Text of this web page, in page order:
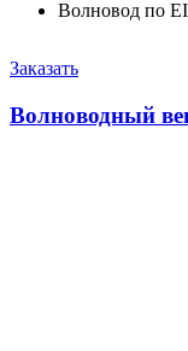
Волновод по
Заказать
Волноводный